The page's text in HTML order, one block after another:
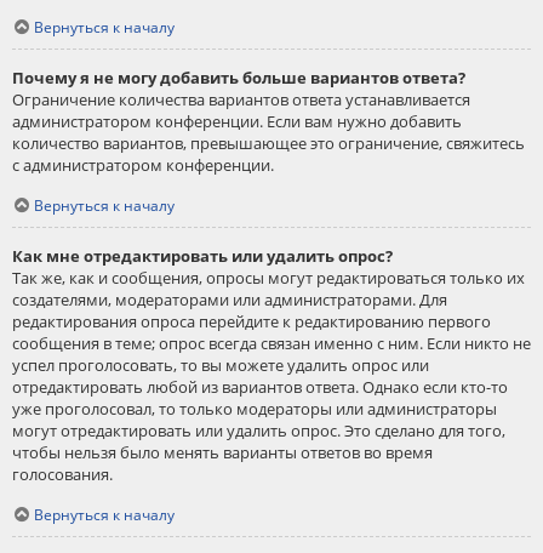
Вернуться к началу
Почему я не могу добавить больше вариантов ответа?
Ограничение количества вариантов ответа устанавливается
администратором конференции. Если вам нужно добавить
количество вариантов, превышающее это ограничение, свяжитесь
с администратором конференции.
Вернуться к началу
Как мне отредактировать или удалить опрос?
Так же, как и сообщения, опросы могут редактироваться только их
создателями, модераторами или администраторами. Для
редактирования опроса перейдите к редактированию первого
сообщения в теме; опрос всегда связан именно с ним. Если никто не
успел проголосовать, то вы можете удалить опрос или
отредактировать любой из вариантов ответа. Однако если кто-то
уже проголосовал, то только модераторы или администраторы
могут отредактировать или удалить опрос. Это сделано для того,
чтобы нельзя было менять варианты ответов во время
голосования.
Вернуться к началу